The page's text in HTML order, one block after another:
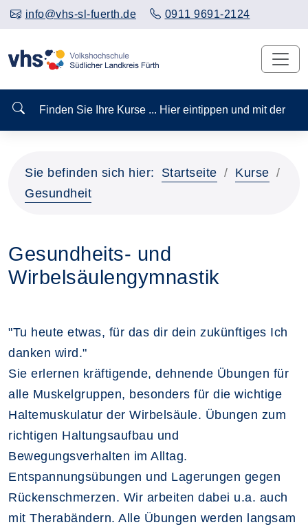
info@vhs-sl-fuerth.de 0911 9691-2124
Finden Sie Ihre Kurse ... Hier eintippen und mit
Sie befinden sich hier: Startseite
Kurse
Gesundheit
Gesundheits- und
Wirbelsäulengymnastik
"Tu heute etwas, für das dir dein zukünftiges Ich
danken wird."
Sie erlernen kräftigende, dehnende Übungen für
alle Muskelgruppen, besonders für die wichtige
Haltemuskulatur der Wirbelsäule. Übungen zum
richtigen Haltungsaufbau und
Bewegungsverhalten im Alltag.
Entspannungsübungen und Lagerungen gegen
Rückenschmerzen. Wir arbeiten dabei u.a. auch
mit Therabändern. Alle Übungen werden langsam